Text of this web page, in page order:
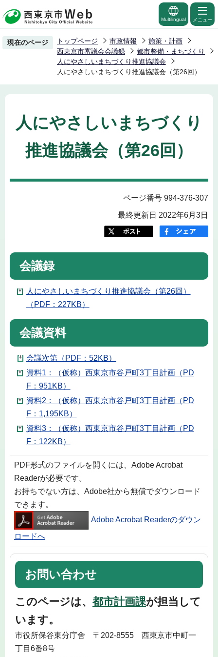
の
ー
先
頭
Multilingual メニュー
現在のページ トップページ 市政情報
施策・計画
西東京市審議会会議録
都市整備・まちづくり
人にやさしいまちづくり推進協議会
人にやさしいまちづくり推進協議会（第26回）
人にやさしいまちづくり
推進協議会（第26回）
ページ番号 994-376-307
最終更新日 2022年6月3日
会議録
人にやさしいまちづくり推進協議会（第26回）
（PDF：227KB）
会議資料
会議次第（PDF：52KB）
資料1：（仮称）西東京市谷戸町3丁目計画（PD
F：951KB）
資料2：（仮称）西東京市谷戸町3丁目計画（PD
F：1,195KB）
資料3：（仮称）西東京市谷戸町3丁目計画（PD
F：122KB）
PDF形式のファイルを開くには、Adobe Acrobat
Readerが必要です。
お持ちでない方は、Adobe社から無償でダウンロード
できます。
Adobe Acrobat Readerのダウン
ロードへ
お問い合わせ
このページは、 都市計画課が担当して
います。
市役所保谷東分庁舎 〒202-8555 西東京市中町一
丁目6番8号